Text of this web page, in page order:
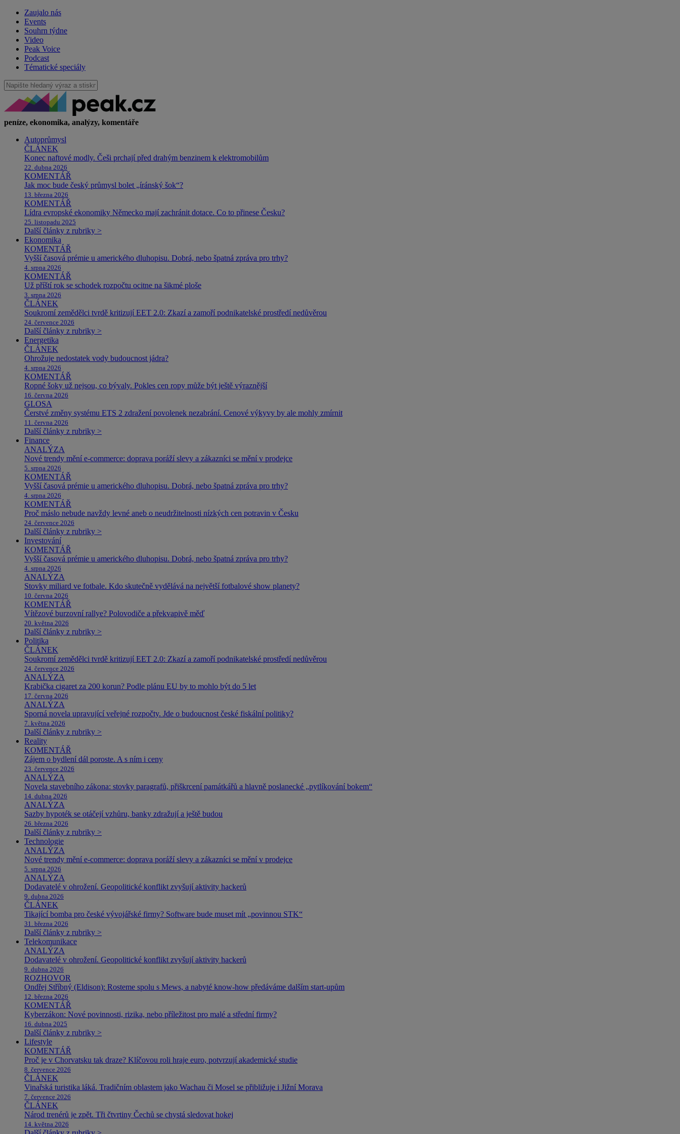
Zaujalo nás
Events
Souhrn týdne
Video
Peak Voice
Podcast
Tématické speciály
peníze, ekonomika, analýzy, komentáře
Autoprůmysl
ČLÁNEK
Konec naftové modly. Češi prchají před drahým benzinem k elektromobilům
22. dubna 2026
KOMENTÁŘ
Jak moc bude český průmysl bolet „íránský šok“?
13. března 2026
KOMENTÁŘ
Lídra evropské ekonomiky Německo mají zachránit dotace. Co to přinese Česku?
25. listopadu 2025
Další články z rubriky >
Ekonomika
KOMENTÁŘ
Vyšší časová prémie u amerického dluhopisu. Dobrá, nebo špatná zpráva pro trhy?
4. srpna 2026
KOMENTÁŘ
Už příští rok se schodek rozpočtu ocitne na šikmé ploše
3. srpna 2026
ČLÁNEK
Soukromí zemědělci tvrdě kritizují EET 2.0: Zkazí a zamoří podnikatelské prostředí nedůvěrou
24. července 2026
Další články z rubriky >
Energetika
ČLÁNEK
Ohrožuje nedostatek vody budoucnost jádra?
4. srpna 2026
KOMENTÁŘ
Ropné šoky už nejsou, co bývaly. Pokles cen ropy může být ještě výraznější
16. června 2026
GLOSA
Čerstvé změny systému ETS 2 zdražení povolenek nezabrání. Cenové výkyvy by ale mohly zmírnit
11. června 2026
Další články z rubriky >
Finance
ANALÝZA
Nové trendy mění e-commerce: doprava poráží slevy a zákazníci se mění v prodejce
5. srpna 2026
KOMENTÁŘ
Vyšší časová prémie u amerického dluhopisu. Dobrá, nebo špatná zpráva pro trhy?
4. srpna 2026
KOMENTÁŘ
Proč máslo nebude navždy levné aneb o neudržitelnosti nízkých cen potravin v Česku
24. července 2026
Další články z rubriky >
Investování
KOMENTÁŘ
Vyšší časová prémie u amerického dluhopisu. Dobrá, nebo špatná zpráva pro trhy?
4. srpna 2026
ANALÝZA
Stovky miliard ve fotbale. Kdo skutečně vydělává na největší fotbalové show planety?
10. června 2026
KOMENTÁŘ
Vítězové burzovní rallye? Polovodiče a překvapivě měď
20. května 2026
Další články z rubriky >
Politika
ČLÁNEK
Soukromí zemědělci tvrdě kritizují EET 2.0: Zkazí a zamoří podnikatelské prostředí nedůvěrou
24. července 2026
ANALÝZA
Krabička cigaret za 200 korun? Podle plánu EU by to mohlo být do 5 let
17. června 2026
ANALÝZA
Sporná novela upravující veřejné rozpočty. Jde o budoucnost české fiskální politiky?
7. května 2026
Další články z rubriky >
Reality
KOMENTÁŘ
Zájem o bydlení dál poroste. A s ním i ceny
23. července 2026
ANALÝZA
Novela stavebního zákona: stovky paragrafů, přiškrcení památkářů a hlavně poslanecké „pytlíkování bokem“
14. dubna 2026
ANALÝZA
Sazby hypoték se otáčejí vzhůru, banky zdražují a ještě budou
26. března 2026
Další články z rubriky >
Technologie
ANALÝZA
Nové trendy mění e-commerce: doprava poráží slevy a zákazníci se mění v prodejce
5. srpna 2026
ANALÝZA
Dodavatelé v ohrožení. Geopolitické konflikt zvyšují aktivity hackerů
9. dubna 2026
ČLÁNEK
Tikající bomba pro české vývojářské firmy? Software bude muset mít „povinnou STK“
31. března 2026
Další články z rubriky >
Telekomunikace
ANALÝZA
Dodavatelé v ohrožení. Geopolitické konflikt zvyšují aktivity hackerů
9. dubna 2026
ROZHOVOR
Ondřej Stříbný (Eldison): Rosteme spolu s Mews, a nabyté know-how předáváme dalším start-upům
12. března 2026
KOMENTÁŘ
Kyberzákon: Nové povinnosti, rizika, nebo příležitost pro malé a střední firmy?
16. dubna 2025
Další články z rubriky >
Lifestyle
KOMENTÁŘ
Proč je v Chorvatsku tak draze? Klíčovou roli hraje euro, potvrzují akademické studie
8. července 2026
ČLÁNEK
Vinařská turistika láká. Tradičním oblastem jako Wachau či Mosel se přibližuje i Jižní Morava
7. července 2026
ČLÁNEK
Národ trenérů je zpět. Tři čtvrtiny Čechů se chystá sledovat hokej
14. května 2026